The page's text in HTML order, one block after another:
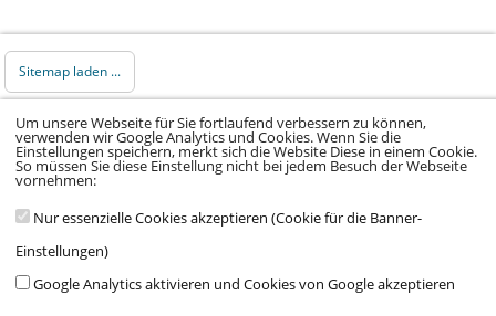
Sitemap laden ...
© 2026 Klinikum Würzburg Mitte gGmbH •
Impressum•Datenschutz• Datenschutz Social
Media•Kontakt
Um unsere Webseite für Sie fortlaufend verbessern zu können,
verwenden wir Google Analytics und Cookies. Wenn Sie die
Einstellungen speichern, merkt sich die Website Diese in einem Cookie.
So müssen Sie diese Einstellung nicht bei jedem Besuch der Webseite
vornehmen:
Nur essenzielle Cookies akzeptieren (Cookie für die Banner-
Einstellungen)
Google Analytics aktivieren und Cookies von Google akzeptieren